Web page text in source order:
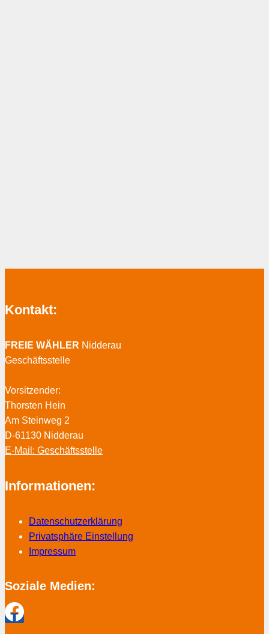
Kontakt:
FREIE WÄHLER Nidderau
Geschäftsstelle
Vorsitzender:
Thorsten Hein
Am Steinweg 2
D-61130 Nidderau
E-Mail: Geschäftsstelle
Informationen:
Datenschutzerklärung
Privatsphäre Einstellung
Impressum
Soziale Medien: